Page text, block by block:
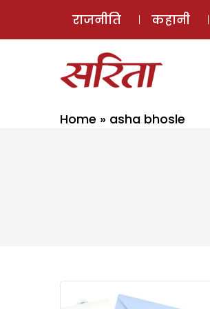
राजनीति कहानी
Home » asha bhosle